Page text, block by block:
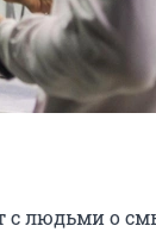
с людьми о